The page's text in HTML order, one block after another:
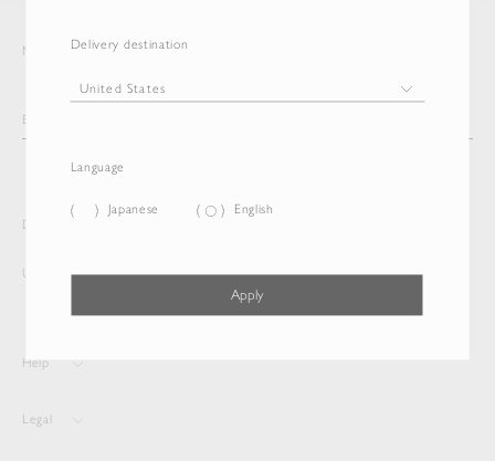
Delivery destination
Language
Japanese English
Apply
Newsletter
Delivery destination and Language
United States Japanese
Help
Legal